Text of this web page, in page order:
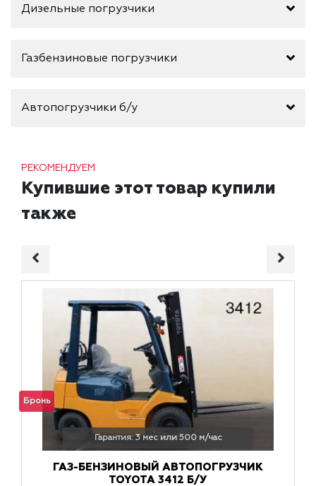
Дизельные погрузчики
Газбензиновые погрузчики
Автопогрузчики б/у
РЕКОМЕНДУЕМ
Купившие этот товар купили
также
Бронь
Гарантия: 3 мес или 500 м/час
ГАЗ-БЕНЗИНОВЫЙ АВТОПОГРУЗЧИК
TOYOTA 3412 Б/У